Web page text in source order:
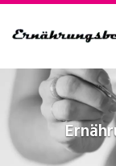
to
content